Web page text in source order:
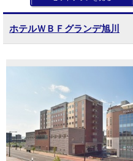
ホテルＷＢＦグランデ旭川